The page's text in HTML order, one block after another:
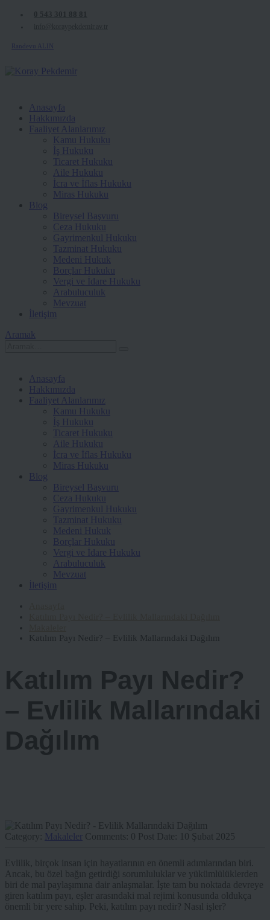
Randevu ALIN
Anasayfa
Hakkımızda
Faaliyet Alanlarımız
Kamu Hukuku
İş Hukuku
Ticaret Hukuku
Aile Hukuku
İcra ve İflas Hukuku
Miras Hukuku
Blog
Bireysel Başvuru
Ceza Hukuku
Gayrimenkul Hukuku
Tazminat Hukuku
Medeni Hukuk
Borçlar Hukuku
Vergi ve İdare Hukuku
Arabuluculuk
Mevzuat
İletişim
Aramak
Anasayfa
Hakkımızda
Faaliyet Alanlarımız
Kamu Hukuku
İş Hukuku
Ticaret Hukuku
Aile Hukuku
İcra ve İflas Hukuku
Miras Hukuku
Blog
Bireysel Başvuru
Ceza Hukuku
Gayrimenkul Hukuku
Tazminat Hukuku
Medeni Hukuk
Borçlar Hukuku
Vergi ve İdare Hukuku
Arabuluculuk
Mevzuat
İletişim
Katılım Payı Nedir? – Evlilik Mallarındaki Dağılım
Katılım Payı Nedir?
– Evlilik Mallarındaki
Dağılım
Category: Makaleler Comments: 0 Post Date: 10 Şubat 2025
Evlilik, birçok insan için hayatlarının en önemli adımlarından biri.
Ancak, bu özel bağın getirdiği sorumluluklar ve yükümlülüklerden
biri de mal paylaşımına dair anlaşmalar. İşte tam bu noktada devreye
giren katılım payı, eşler arasındaki mal rejimi konusunda oldukça
önemli bir yere sahip. Peki, katılım payı nedir? Nasıl işler?